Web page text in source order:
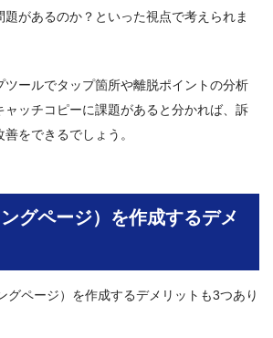
題があるのか？といった視点で考えられま
ツールでタップ箇所や離脱ポイントの分析
ャッチコピーに課題があると分かれば、訴
をできるでしょう。
グページ）を作成するデメ
グページ）を作成するデメリットも3つあり